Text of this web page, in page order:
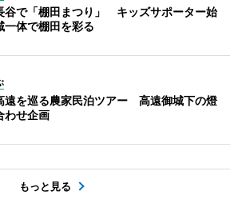
谷で「棚田まつり」 キッズサポーター始
一体で棚田を彩る
遠を巡る農家民泊ツアー 高遠御城下の燈
わせ企画
もっと見る